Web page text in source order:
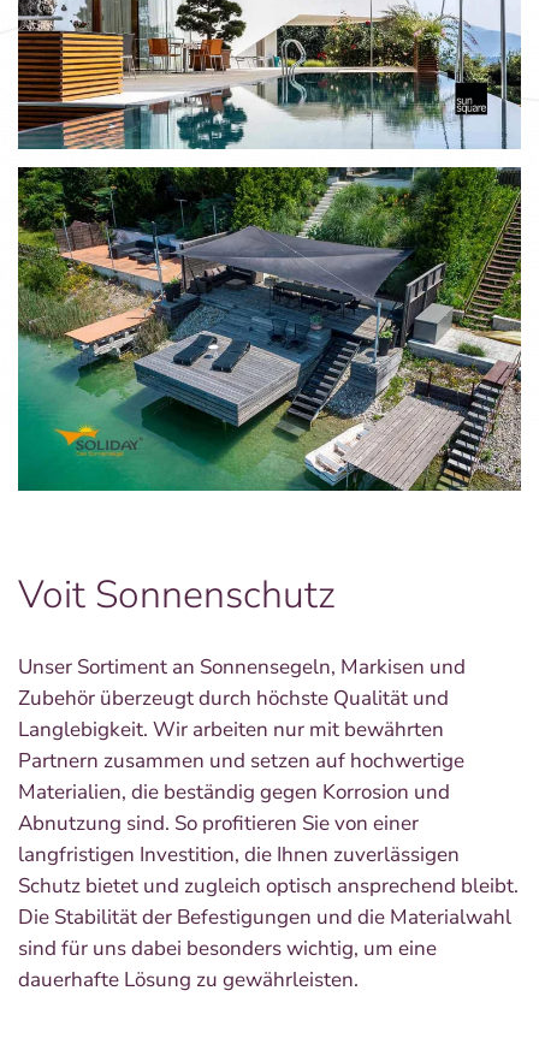
Voit Sonnenschutz
Unser Sortiment an Sonnensegeln, Markisen und
Zubehör überzeugt durch höchste Qualität und
Langlebigkeit. Wir arbeiten nur mit bewährten
Partnern zusammen und setzen auf hochwertige
Materialien, die beständig gegen Korrosion und
Abnutzung sind. So profitieren Sie von einer
langfristigen Investition, die Ihnen zuverlässigen
Schutz bietet und zugleich optisch ansprechend bleibt.
Die Stabilität der Befestigungen und die Materialwahl
sind für uns dabei besonders wichtig, um eine
dauerhafte Lösung zu gewährleisten.